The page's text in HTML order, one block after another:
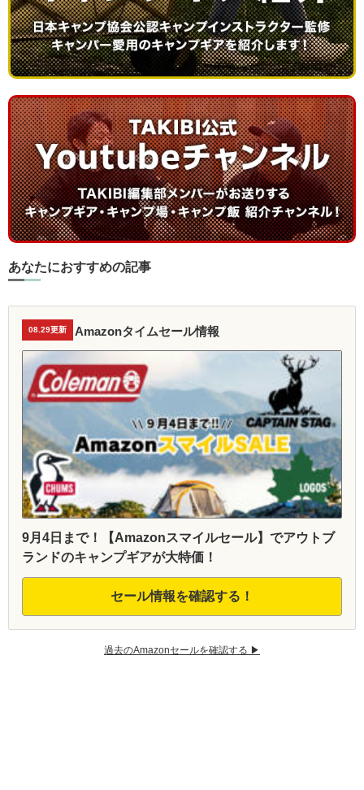
あなたにおすすめの記事
08.29更新 Amazonタイムセール情報
9月4日まで！【Amazonスマイルセール】でアウトブ
ランドのキャンプギアが大特価！
セール情報を確認する！
過去のAmazonセールを確認する ▶︎